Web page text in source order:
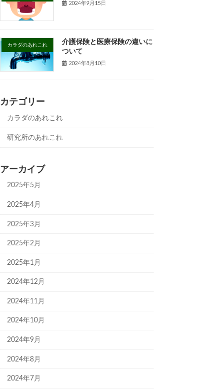
2024年9月15日
カラダのあれこれ
介護保険と医療保険の違いに
ついて
2024年8月10日
カテゴリー
カラダのあれこれ
研究所のあれこれ
アーカイブ
2025年5月
2025年4月
2025年3月
2025年2月
2025年1月
2024年12月
2024年11月
2024年10月
2024年9月
2024年8月
2024年7月